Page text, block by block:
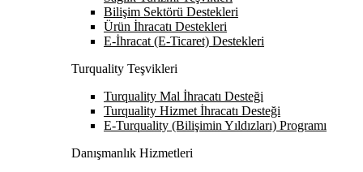
Bilişim Sektörü Destekleri
Ürün İhracatı Destekleri
E-İhracat (E-Ticaret) Destekleri
Turquality Teşvikleri
Turquality Mal İhracatı Desteği
Turquality Hizmet İhracatı Desteği
E-Turquality (Bilişimin Yıldızları) Programı
Danışmanlık Hizmetleri